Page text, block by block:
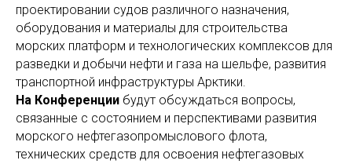
проектировании судов различного назначения,
оборудования и материалы для строительства
морских платформ и технологических комплексов для
разведки и добычи нефти и газа на шельфе, развития
транспортной инфраструктуры Арктики.
На Конференции будут обсуждаться вопросы,
связанные с состоянием и перспективами развития
морского нефтегазопромыслового флота,
технических средств для освоения нефтегазовых